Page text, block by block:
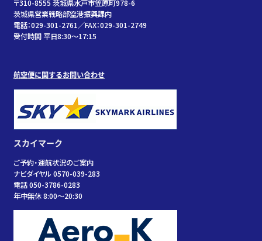
〒310-8555 茨城県水戸市笠原町978-6
茨城県営業戦略部空港振興課内
電話：029-301-2761／FAX：029-301-2749
受付時間 平日8:30～17:15
航空便に関するお問い合わせ
スカイマーク
ご予約・運航状況のご案内
ナビダイヤル 0570-039-283
電話 050-3786-0283
年中無休 8:00～20:30